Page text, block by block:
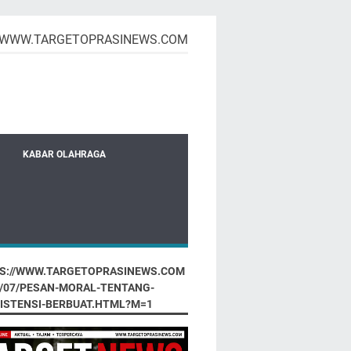
KABAR OLAHRAGA
WWW.TARGETOPRASINEWS.COM
PESAN-MORAL-TENTANG-
BERBUAT.HTML?M=1